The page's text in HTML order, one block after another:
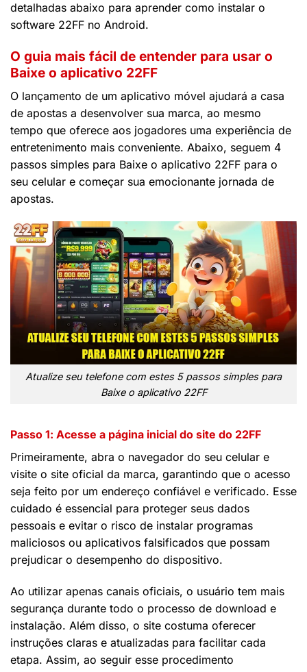
detalhadas abaixo para aprender como instalar o
software 22FF no Android.
O guia mais fácil de entender para usar o
Baixe o aplicativo 22FF
O lançamento de um aplicativo móvel ajudará a casa
de apostas a desenvolver sua marca, ao mesmo
tempo que oferece aos jogadores uma experiência de
entretenimento mais conveniente. Abaixo, seguem 4
passos simples para Baixe o aplicativo 22FF para o
seu celular e começar sua emocionante jornada de
apostas.
Atualize seu telefone com estes 5 passos simples para
Baixe o aplicativo 22FF
Passo 1: Acesse a página inicial do site do 22FF
Primeiramente, abra o navegador do seu celular e
visite o site oficial da marca, garantindo que o acesso
seja feito por um endereço confiável e verificado. Esse
cuidado é essencial para proteger seus dados
pessoais e evitar o risco de instalar programas
maliciosos ou aplicativos falsificados que possam
prejudicar o desempenho do dispositivo.
Ao utilizar apenas canais oficiais, o usuário tem mais
segurança durante todo o processo de download e
instalação. Além disso, o site costuma oferecer
instruções claras e atualizadas para facilitar cada
etapa. Assim, ao seguir esse procedimento